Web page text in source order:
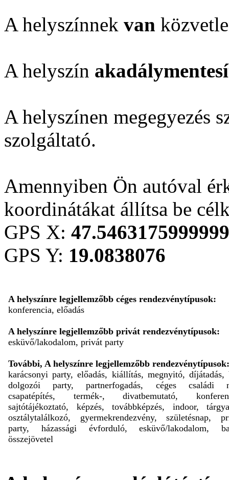
A helyszínnek van
A helyszín
A helyszínen megegyezés
szolgáltató.
Amennyiben Ön autóval
koordinátákat állítsa be
GPS X:
GPS Y: 19.0838076
A helyszínre legjellemzőbb céges rendezvénytípusok:
konferencia, előadás
A helyszínre legjellemzőbb privát rendezvénytípusok:
esküvő/lakodalom, privát party
További, A helyszínre legjellemzőbb rendezvénytípusok:
karácsonyi party, előadás, kiállítás, megnyitó, díjátadás,
dolgozói party, partnerfogadás, céges családi
csapatépítés, termék-, divatbemutató,
sajtótájékoztató, képzés, továbbképzés, indoor,
osztálytalálkozó, gyermekrendezvény, születésnap,
party, házassági évforduló, esküvő/lakodalom,
összejövetel